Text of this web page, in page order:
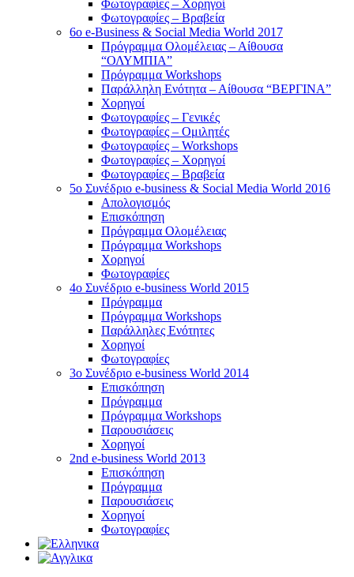
Φωτογραφίες – Χορηγοί
Φωτογραφίες – Βραβεία
6o e-Business & Social Media World 2017
Πρόγραμμα Ολομέλειας – Αίθουσα
“ΟΛΥΜΠΙΑ”
Πρόγραμμα Workshops
Παράλληλη Ενότητα – Αίθουσα “ΒΕΡΓΙΝΑ”
Χορηγοί
Φωτογραφίες – Γενικές
Φωτογραφίες – Ομιλητές
Φωτογραφίες – Workshops
Φωτογραφίες – Χορηγοί
Φωτογραφίες – Βραβεία
5o Συνέδριο e-business & Social Media World 2016
Απολογισμός
Επισκόπηση
Πρόγραμμα Ολομέλειας
Πρόγραμμα Workshops
Χορηγοί
Φωτογραφίες
4o Συνέδριο e-business World 2015
Πρόγραμμα
Πρόγραμμα Workshops
Παράλληλες Ενότητες
Χορηγοί
Φωτογραφίες
3ο Συνέδριο e-business World 2014
Επισκόπηση
Πρόγραμμα
Πρόγραμμα Workshops
Παρουσιάσεις
Χορηγοί
2nd e-business World 2013
Επισκόπηση
Πρόγραμμα
Παρουσιάσεις
Χορηγοί
Φωτογραφίες